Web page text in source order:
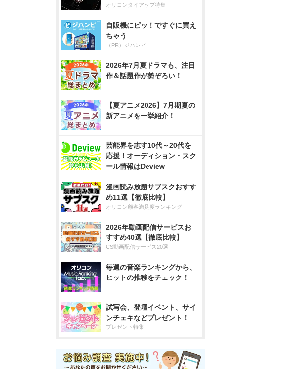
オリコンタイアップ特集
自販機にピッ！ですぐに買え
ちゃう
（PR）ジハンピ
2026年7月夏ドラマも、注目
作＆話題作が勢ぞろい！
【夏アニメ2026】7月期夏の
新アニメを一挙紹介！
芸能界を志す10代～20代を
応援！オーディション・スク
ール情報はDeview
漫画読み放題サブスクおすす
め11選【徹底比較】
オリコン顧客満足度ランキング
2026年動画配信サービスお
すすめ40選【徹底比較】
CS動画配信サービス20選
毎週の音楽ランキングから、
ヒットの推移をチェック！
試写会、登壇イベント、サイ
ンチェキなどプレゼント！
プレゼント特集